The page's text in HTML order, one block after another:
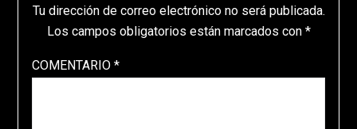
Tu dirección de correo electrónico no será publicada.
Los campos obligatorios están marcados con *
COMENTARIO *